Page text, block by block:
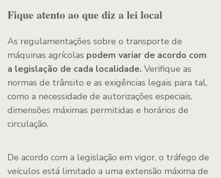
Fique atento ao que diz a lei local
As regulamentações sobre o transporte de
máquinas agrícolas podem variar de acordo com
a legislação de cada localidade. Verifique as
normas de trânsito e as exigências legais para tal,
como a necessidade de autorizações especiais,
dimensões máximas permitidas e horários de
circulação.
De acordo com a legislação em vigor, o tráfego de
veículos está limitado a uma extensão máxima de